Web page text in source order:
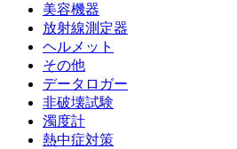
美容機器
放射線測定器
ヘルメット
その他
データロガー
非破壊試験
濁度計
熱中症対策